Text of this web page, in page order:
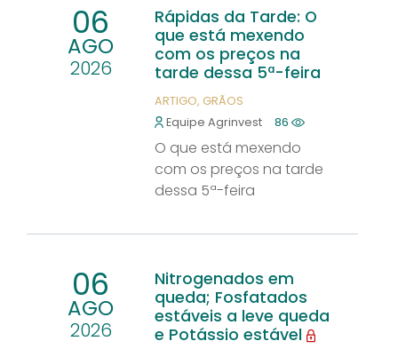
06
AGO
2026
Rápidas da Tarde: O
que está mexendo
com os preços na
tarde dessa 5ª-feira
ARTIGO GRÃOS
Equipe Agrinvest
86
O que está mexendo
com os preços na tarde
dessa 5ª-feira
06
AGO
2026
Nitrogenados em
queda; Fosfatados
estáveis a leve queda
e Potássio estável